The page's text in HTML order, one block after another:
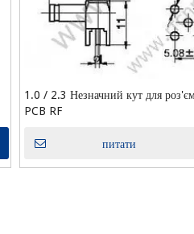
1.0 / 2.3 Незначний кут для
PCB RF
питати